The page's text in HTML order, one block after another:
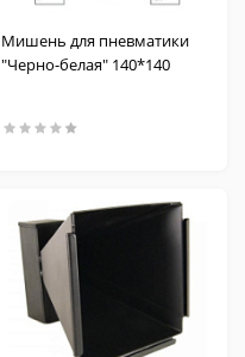
Мишень для пневматики
"Черно-белая" 140*140